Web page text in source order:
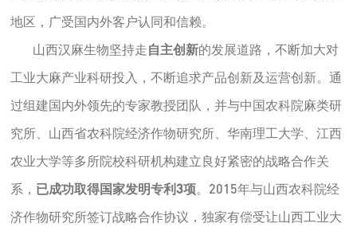
地区，广受国内外客户认同和信赖。
山西汉麻生物坚持走自主创新的发展道路，不断加大对
工业大麻产业科研投入，不断追求产品创新及运营创新。通
过组建国内外领先的专家教授团队，并与中国农科院麻类研
究所、山西省农科院经济作物研究所、华南理工大学、江西
农业大学等多所院校科研机构建立良好紧密的战略合作关
系， 已成功取得国家发明专利3项。2015年与山西农科院经
济作物研究所签订战略合作协议，独家有偿受让山西工业大